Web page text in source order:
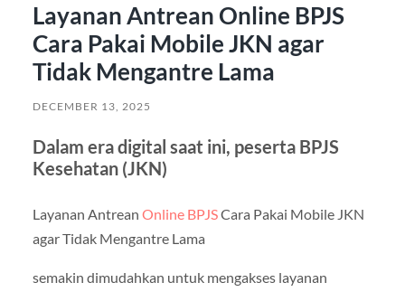
Layanan Antrean Online BPJS
Cara Pakai Mobile JKN agar
Tidak Mengantre Lama
DECEMBER 13, 2025
Dalam era digital saat ini, peserta BPJS
Kesehatan (JKN)
Layanan Antrean Online BPJSCara Pakai Mobile JKN
agar Tidak Mengantre Lama
semakin dimudahkan untuk mengakses layanan